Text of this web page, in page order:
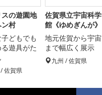
の遊園地
村
どもでも
遊具がた
佐賀県
佐賀県立宇宙科学
館《ゆめぎんが》
地元佐賀から宇宙
まで幅広く展示
九州 / 佐賀県